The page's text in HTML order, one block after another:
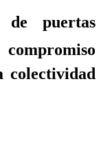
de puertas
colectividad